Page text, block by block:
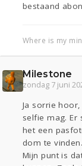
bestaand
Where is my
Milestone
zondag 7 juni
Ja sorrie
selfie mag.
het een
dom te vinden.
Mijn punt is